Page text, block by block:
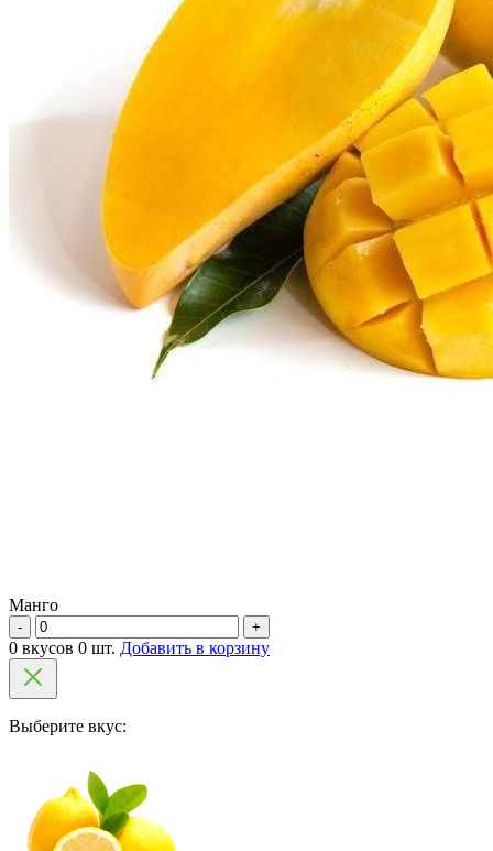
Манго
- +
0 вкусов 0 шт. Добавить в корзину
Выберите вкус: